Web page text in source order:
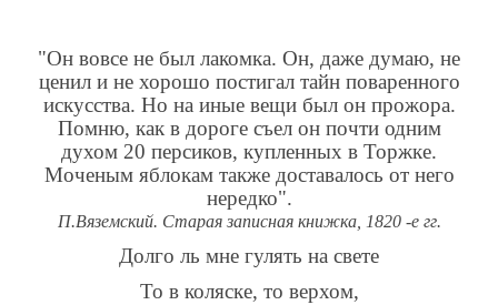
"Он вовсе не был лакомка. Он, даже думаю, не
ценил и не хорошо постигал тайн поваренного
искусства. Но на иные вещи был он прожора.
Помню, как в дороге съел он почти одним
духом 20 персиков, купленных в Торжке.
Моченым яблокам также доставалось от него
нередко".
П.Вяземский. Старая записная книжка, 1820 -е гг.
Долго ль мне гулять на свете
То в коляске, то верхом,